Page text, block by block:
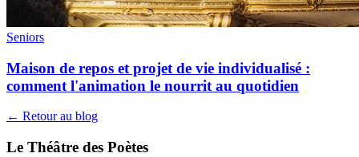
Seniors
Maison de repos et projet de vie individualisé :
comment l'animation le nourrit au quotidien
← Retour au blog
Le Théâtre des Poètes